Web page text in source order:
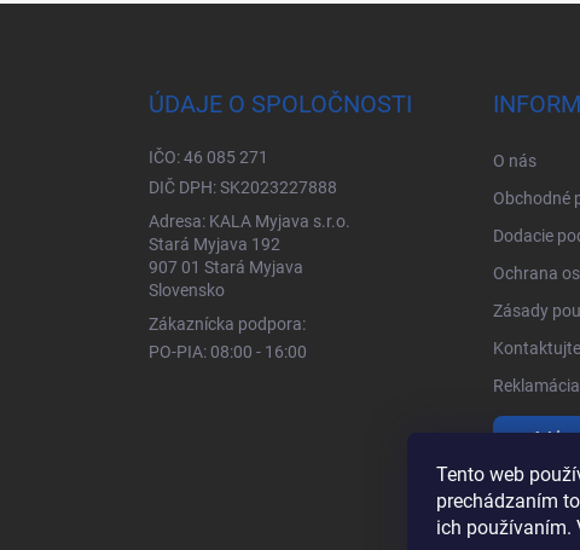
Tento web
prechádzaním
ich používaním.
ÚDAJE O SPOLOČNOSTI
IČO: 46 085 271
DIČ DPH: SK2023227888
Adresa: KALA Myjava s.r.o.
Stará Myjava 192
907 01 Stará Myjava
Slovensko
Zákaznícka podpora:
PO-PIA: 08:00 - 16:00
O nás
Obchodné
Dodacie
Ochrana
Zásady
Reklamácia
Vrátiť